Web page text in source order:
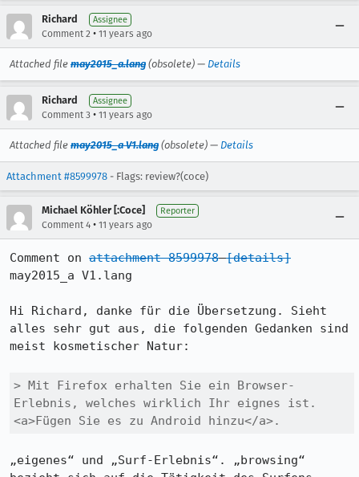
Richard Assignee
Comment 2 • 11 years ago
Attached file may2015_a.lang (obsolete) — Details
Richard Assignee
Comment 3 • 11 years ago
Attached file may2015_a V1.lang (obsolete) — Details
Attachment #8599978 - Flags: review?(coce)
Michael Köhler [:Coce] Reporter
Comment 4 • 11 years ago
Comment on attachment 8599978 [details]
may2015_a V1.lang
Hi Richard, danke für die Übersetzung. Sieht
alles sehr gut aus, die folgenden Gedanken sind
meist kosmetischer Natur:
> Mit Firefox erhalten Sie ein Browser-
Erlebnis, welches wirklich Ihr eignes ist.
<a>Fügen Sie es zu Android hinzu</a>.
„eigenes“ und „Surf-Erlebnis“. „browsing“